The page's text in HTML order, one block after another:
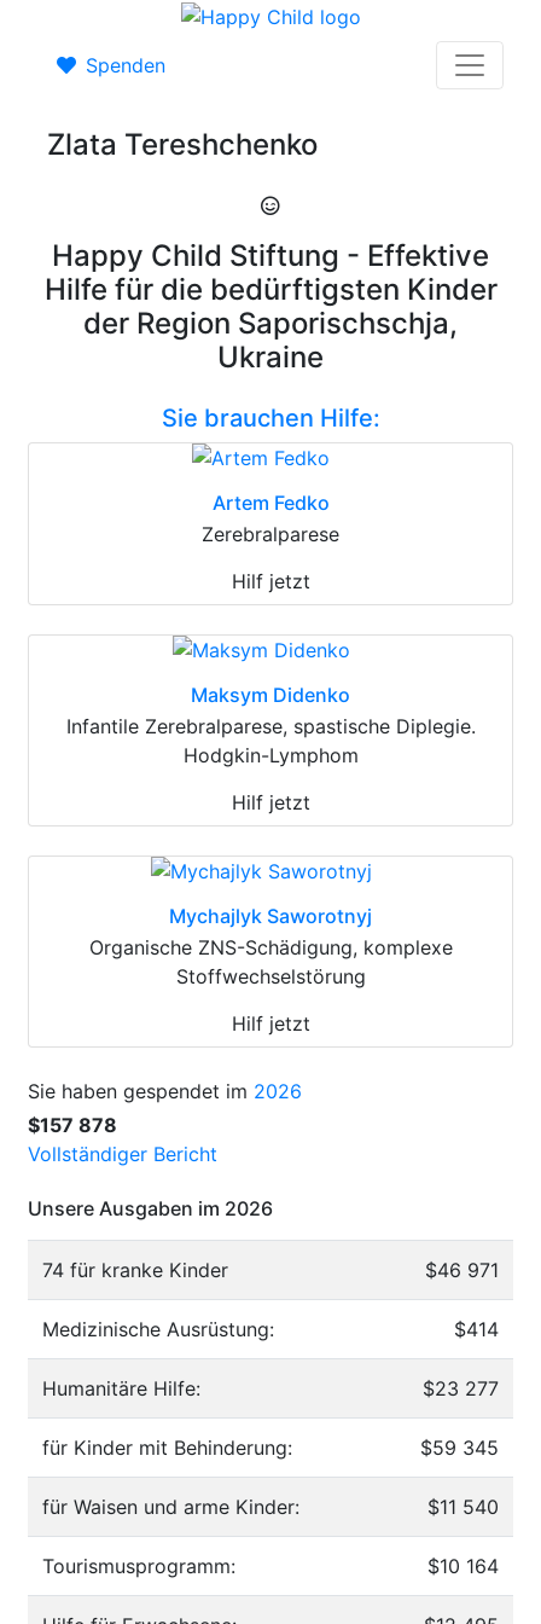
Spenden
Zlata Tereshchenko
Happy Child Stiftung - Effektive
Hilfe für die bedürftigsten Kinder
der Region Saporischschja,
Ukraine
Sie brauchen Hilfe:
Artem Fedko
Zerebralparese
Hilf jetzt
Maksym Didenko
Infantile Zerebralparese, spastische Diplegie.
Hodgkin-Lymphom
Hilf jetzt
Mychajlyk Saworotnyj
Organische ZNS-Schädigung, komplexe
Stoffwechselstörung
Hilf jetzt
Sie haben gespendet im 2026
$157 878
Vollständiger Bericht
Unsere Ausgaben im 2026
74 für kranke Kinder $46 971
Medizinische Ausrüstung: $414
Humanitäre Hilfe: $23 277
für Kinder mit Behinderung: $59 345
für Waisen und arme Kinder: $11 540
Tourismusprogramm: $10 164